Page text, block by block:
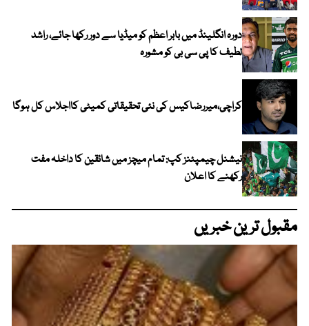
دورہ انگلینڈ میں بابر اعظم کو میڈیا سے دور رکھا جائے، راشد
لطیف کا پی سی بی کو مشورہ
کراچی،میررضاکیس کی نئی تحقیقاتی کمیٹی کااجلاس کل ہوگا
نیشنل چیمپئنز کپ: تمام میچز میں شائقین کا داخلہ مفت
رکھنے کا اعلان
مقبول ترین خبریں